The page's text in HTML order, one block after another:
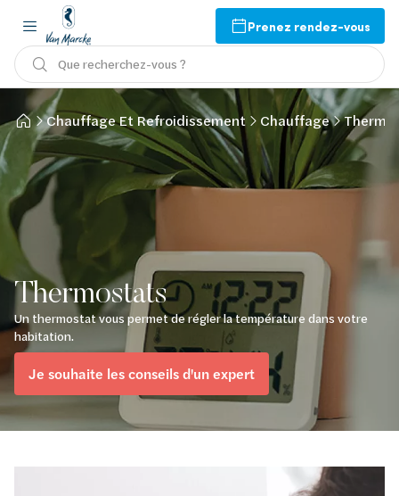
Prenez rendez-vous
Que recherchez-vous ?
Chauffage Et Refroidissement Chauffage
Thermostats
Un thermostat vous permet de régler la température dans votre
habitation.
Je souhaite les conseils d'un expert